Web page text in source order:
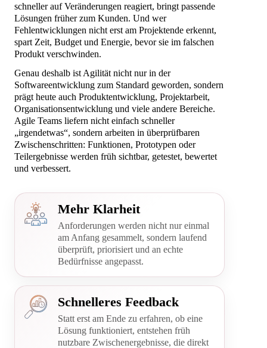
schneller auf Veränderungen reagiert, bringt passende
Lösungen früher zum Kunden. Und wer
Fehlentwicklungen nicht erst am Projektende erkennt,
spart Zeit, Budget und Energie, bevor sie im falschen
Produkt verschwinden.
Genau deshalb ist Agilität nicht nur in der
Softwareentwicklung zum Standard geworden, sondern
prägt heute auch Produktentwicklung, Projektarbeit,
Organisationsentwicklung und viele andere Bereiche.
Agile Teams liefern nicht einfach schneller
„irgendetwas“, sondern arbeiten in überprüfbaren
Zwischenschritten: Funktionen, Prototypen oder
Teilergebnisse werden früh sichtbar, getestet, bewertet
und verbessert.
Mehr Klarheit
Anforderungen werden nicht nur einmal
am Anfang gesammelt, sondern laufend
überprüft, priorisiert und an echte
Bedürfnisse angepasst.
Schnelleres Feedback
Statt erst am Ende zu erfahren, ob eine
Lösung funktioniert, entstehen früh
nutzbare Zwischenergebnisse, die direkt